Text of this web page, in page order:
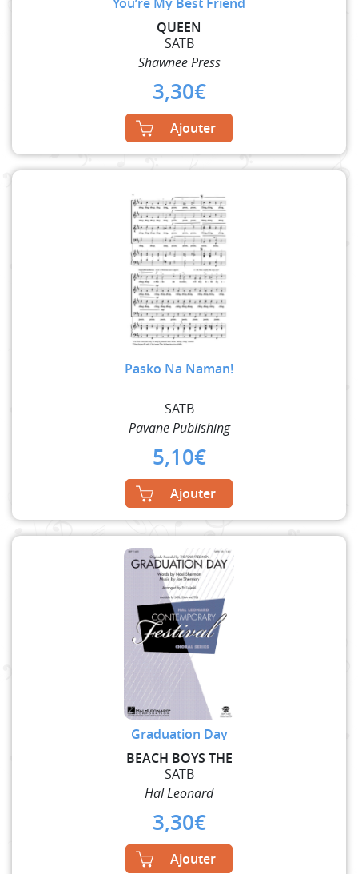
You’re My Best Friend
QUEEN
SATB
Shawnee Press
3,30€
Ajouter
Pasko Na Naman!
SATB
Pavane Publishing
5,10€
Ajouter
Graduation Day
BEACH BOYS THE
SATB
Hal Leonard
3,30€
Ajouter